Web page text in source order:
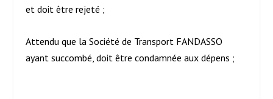
et doit être rejeté ;
Attendu que la Société de Transport FANDASSO
ayant succombé, doit être condamnée aux dépens ;